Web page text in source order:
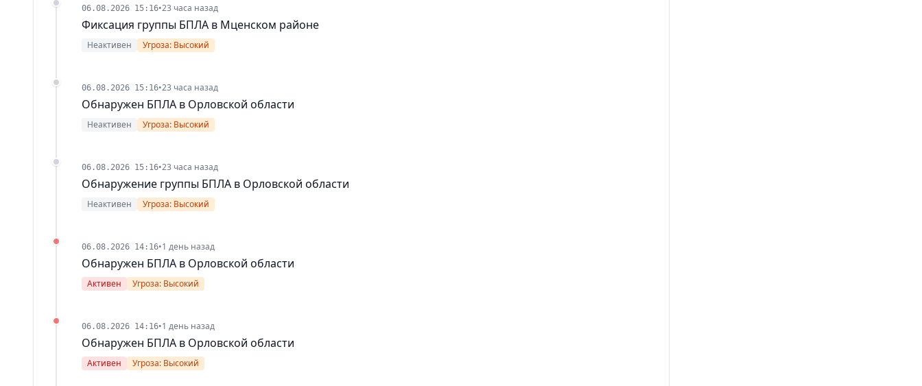
06.08.2026 15:16•23 часа назад
Фиксация группы БПЛА в Мценском районе
Неактивен Угроза: Высокий
06.08.2026 15:16•23 часа назад
Обнаружен БПЛА в Орловской области
Неактивен Угроза: Высокий
06.08.2026 15:16•23 часа назад
Обнаружение группы БПЛА в Орловской области
Неактивен Угроза: Высокий
06.08.2026 14:16•1 день назад
Обнаружен БПЛА в Орловской области
Активен Угроза: Высокий
06.08.2026 14:16•1 день назад
Обнаружен БПЛА в Орловской области
Активен Угроза: Высокий